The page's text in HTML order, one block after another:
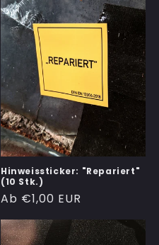
Hinweissticker: "Repariert"
(10 Stk.)
Normaler
Preis
Ab €1,00 EUR